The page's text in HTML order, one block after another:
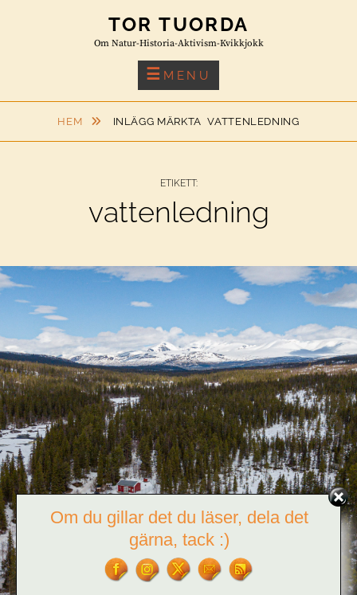
TOR TUORDA
Om Natur-Historia-Aktivism-Kvikkjokk
MENU
HEM INLÄGG MÄRKTAVATTENLEDNING
ETIKETT:
vattenledning
Om du gillar det du läser, dela det
gärna, tack :)